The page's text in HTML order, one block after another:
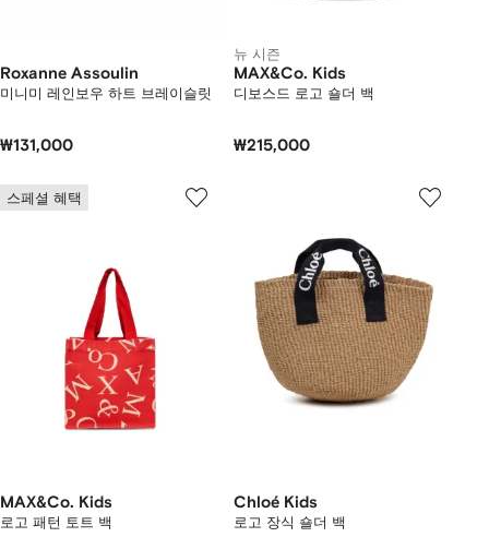
Roxanne Assoulin
미니미 레인보우 하트 브레이슬릿
₩131,000
뉴 시즌
MAX&Co. Kids
디보스드 로고 숄더 백
₩215,000
스페셜 혜택
MAX&Co. Kids
로고 패턴 토트 백
Chloé Kids
로고 장식 숄더 백